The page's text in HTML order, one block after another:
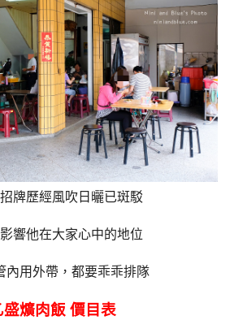
牌歷經風吹日曬已斑駁
響他在大家心中的地位
內用外帶，都要乖乖排隊
盛爌肉飯 價目表